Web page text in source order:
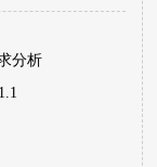
分析